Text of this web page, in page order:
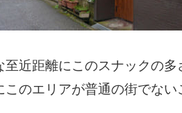
至近距離にこのスナックの多
このエリアが普通の街でない